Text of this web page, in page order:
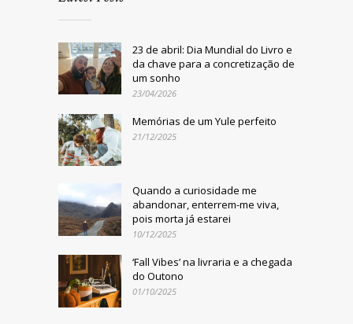
23 de abril: Dia Mundial do Livro e
da chave para a concretização de
um sonho
23/04/2026
Memórias de um Yule perfeito
21/12/2025
Quando a curiosidade me
abandonar, enterrem-me viva,
pois morta já estarei
10/12/2025
‘Fall Vibes’ na livraria e a chegada
do Outono
01/10/2025